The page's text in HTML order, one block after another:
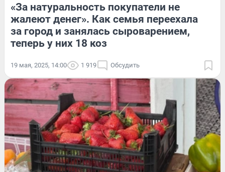
«За натуральность покупатели не
жалеют денег». Как семья переехала
за город и занялась сыроварением,
теперь у них 18 коз
19 мая, 2025, 14:00 1 919 Обсудить